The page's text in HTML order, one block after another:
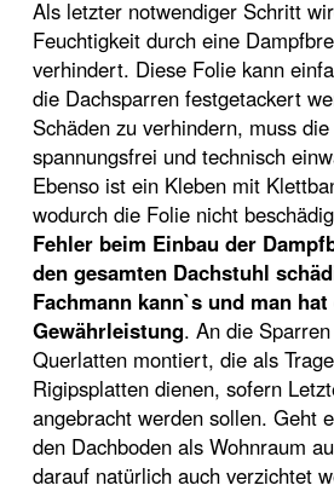
Als letzter notwendiger Schritt
Feuchtigkeit durch eine
verhindert. Diese Folie kann
die Dachsparren festgetackert
Schäden zu verhindern, muss
spannungsfrei und technisch
Ebenso ist ein Kleben mit
wodurch die Folie nicht
Fehler beim Einbau der
den gesamten Dachstuhl
Fachmann kann`s und man hat
Gewährleistung. An die
Querlatten montiert, die als
Rigipsplatten dienen, sofern
angebracht werden sollen. Geht
den Dachboden als Wohnraum
darauf natürlich auch verzichtet